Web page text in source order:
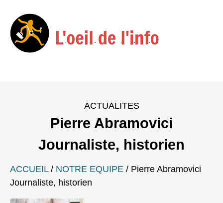
content
ACTUALITES
Pierre Abramovici
Journaliste, historien
ACCUEIL/ NOTRE EQUIPE / Pierre Abramovici
Journaliste, historien